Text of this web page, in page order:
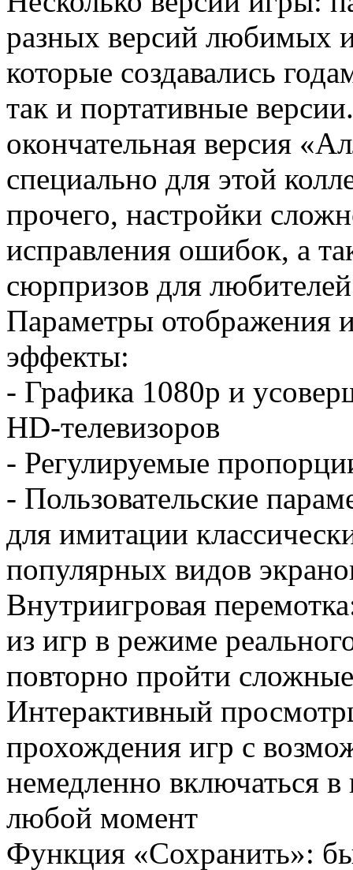
разных версий любимых
которые создавались
так и портативные
окончательная версия
специально для этой
прочего, настройки
исправления ошибок, а
сюрпризов для
Параметры отображения
эффекты:
- Графика 1080р и
HD-телевизоров
- Регулируемые
- Пользовательские
для имитации
популярных видов
Внутриигровая
из игр в режиме
повторно пройти
Интерактивный
прохождения игр с
немедленно включаться в
любой момент
Функция «Сохранить»: